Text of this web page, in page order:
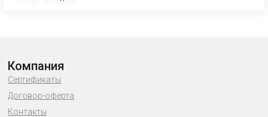
Компания
Сертификаты
Договор-оферта
Контакты